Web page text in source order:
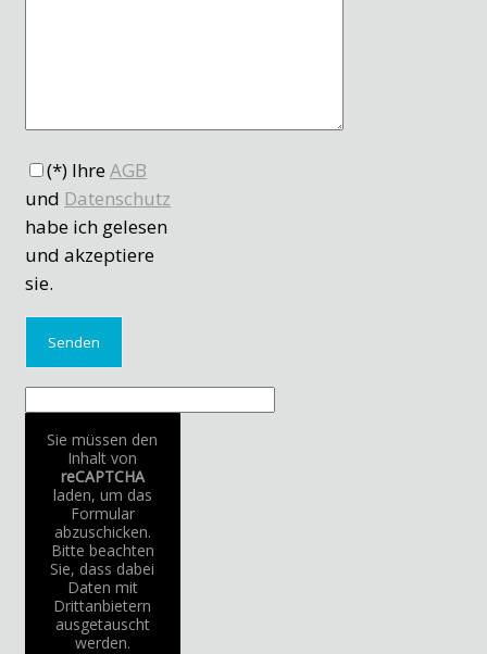
(*) IhreAGB
und Datenschutz
habe ich gelesen
und akzeptiere
sie.
Sie müssen den
Inhalt von
reCAPTCHA
laden, um das
Formular
abzuschicken.
Bitte beachten
Sie, dass dabei
Daten mit
Drittanbietern
ausgetauscht
werden.